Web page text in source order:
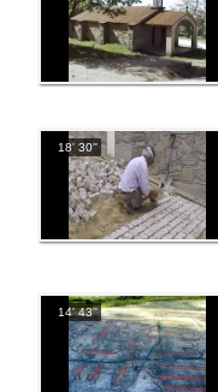
18' 30''
14' 43''